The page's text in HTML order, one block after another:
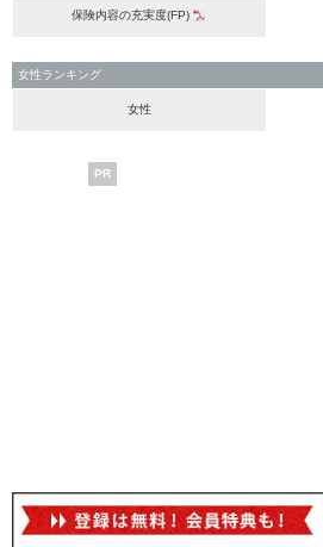
保険内容の充実度(FP)
女性ランキング
女性
PR